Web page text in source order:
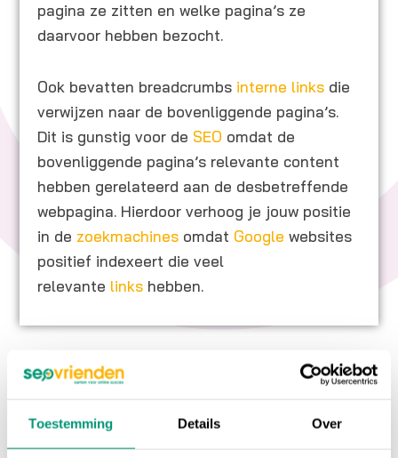
Toestemming Details Over
Op onsonline marketing blog
interessante artikelen over online marketing, of
pagina ze zitten en welke pagina’s ze
daarvoor hebben bezocht.
Ook bevatten breadcrumbs interne links die
verwijzen naar de bovenliggende pagina’s.
Dit is gunstig voor de SEO omdat de
bovenliggende pagina’s relevante content
hebben gerelateerd aan de desbetreffende
webpagina. Hierdoor verhoog je jouw positie
in de zoekmachines omdat Google websites
positief indexeert die veel
relevante links hebben.